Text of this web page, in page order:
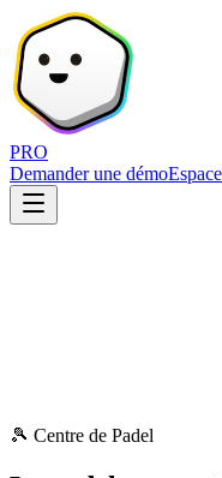
PRO
Demander une démo
🎾 Centre de Padel